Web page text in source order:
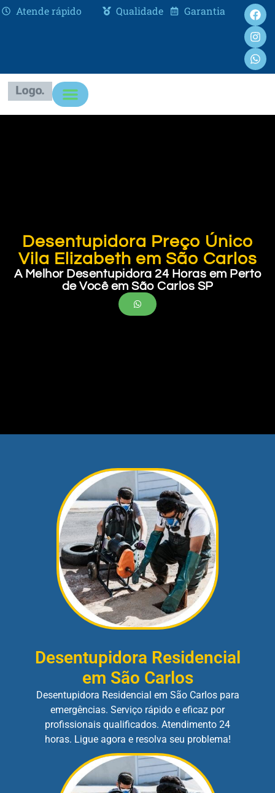
Atende rápido Qualidade Garantia
Desentupidora Preço Único
Vila Elizabeth em São Carlos
A Melhor Desentupidora 24 Horas em Perto
de Você em São Carlos SP
Desentupidora Residencial
em São Carlos
Desentupidora Residencial em São Carlos para
emergências. Serviço rápido e eficaz por
profissionais qualificados. Atendimento 24
horas. Ligue agora e resolva seu problema!